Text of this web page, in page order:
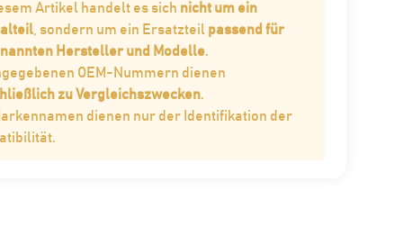
Artikel handelt es sich nicht um ein
, sondern um ein Ersatzteil passend für
Hersteller und Modelle.
OEM-Nummern dienen
zu Vergleichszwecken.
dienen nur der Identifikation der